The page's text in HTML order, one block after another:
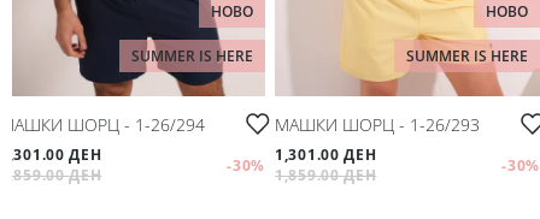
НОВО
SUMMER IS HERE
МАШКИ ШОРЦ - 1-26/294
1,301.00 ДЕН
1,859.00 ДЕН
-30%
НОВО
SUMMER IS HERE
МАШКИ ШОРЦ - 1-26/293
1,301.00 ДЕН
1,859.00 ДЕН
-30%